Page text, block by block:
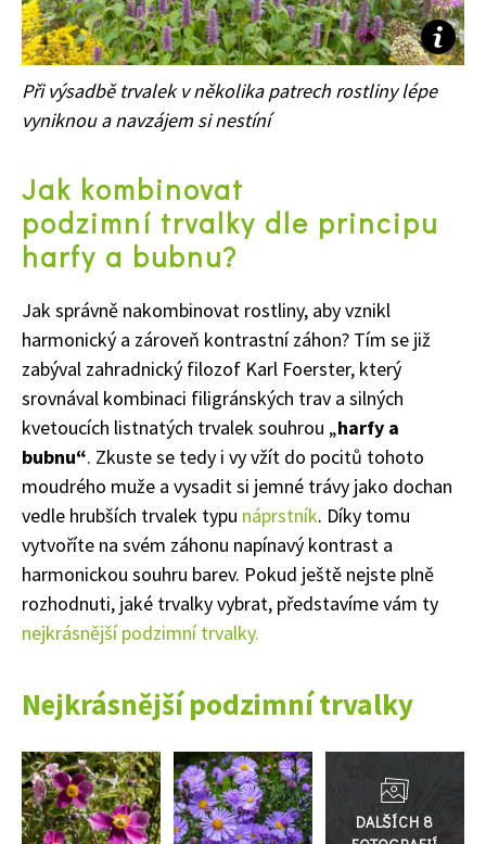
Při výsadbě trvalek v několika patrech rostliny lépe
vyniknou a navzájem si nestíní
Jak kombinovat
podzimní trvalky dle principu
harfy a bubnu?
Jak správně nakombinovat rostliny, aby vznikl
harmonický a zároveň kontrastní záhon? Tím se již
zabýval zahradnický filozof Karl Foerster, který
srovnával kombinaci filigránských trav a silných
kvetoucích listnatých trvalek souhrou „harfy a
bubnu“. Zkuste se tedy i vy vžít do pocitů tohoto
moudrého muže a vysadit si jemné trávy jako dochan
vedle hrubších trvalek typu náprstník. Díky tomu
vytvoříte na svém záhonu napínavý kontrast a
harmonickou souhru barev. Pokud ještě nejste plně
rozhodnuti, jaké trvalky vybrat, představíme vám ty
nejkrásnější podzimní trvalky.
Nejkrásnější podzimní trvalky
do
galerie